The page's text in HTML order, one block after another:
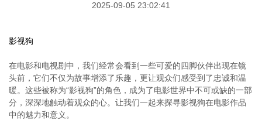
2025-09-05 23:02:41
影视狗
在电影和电视剧中，我们经常会看到一些可爱的四脚伙伴出现在镜
头前，它们不仅为故事增添了乐趣，更让观众们感受到了忠诚和温
暖。这些被称为“影视狗”的角色，成为了电影世界中不可或缺的一部
分，深深地触动着观众的心。让我们一起来探寻影视狗在电影作品
中的魅力和意义。